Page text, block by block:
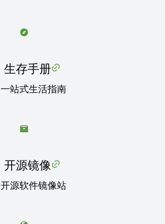
生存手册
一站式生活指南
开源镜像
开源软件镜像站